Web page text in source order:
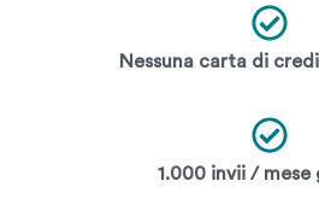
Nessuna carta di
1.000 invii /